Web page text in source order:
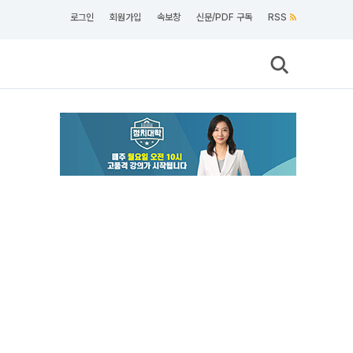
로그인 회원가입 속보창 신문/PDF 구독 RSS